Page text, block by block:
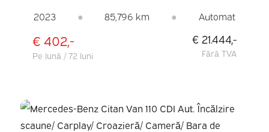
CONDIȚIONAT
2023 ● 85,796 km ● Automat
€ 402,-
Pe lună / 72 luni
€ 21.444,-
Fără TVA